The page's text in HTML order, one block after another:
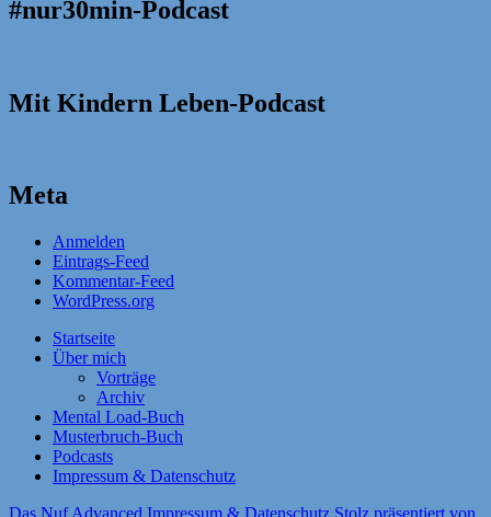
#nur30min-Podcast
Mit Kindern Leben-Podcast
Meta
Anmelden
Eintrags-Feed
Kommentar-Feed
WordPress.org
Startseite
Über mich
Vorträge
Archiv
Mental Load-Buch
Musterbruch-Buch
Podcasts
Impressum & Datenschutz